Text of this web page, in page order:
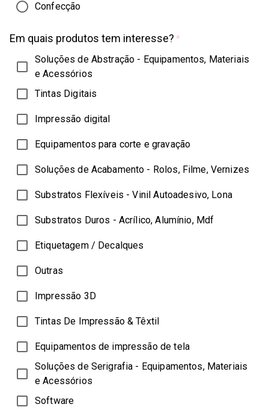
Confecção
Em quais produtos tem interesse? *
Soluções de Abstração - Equipamentos, Materiais
e Acessórios
Tintas Digitais
Impressão digital
Equipamentos para corte e gravação
Soluções de Acabamento - Rolos, Filme, Vernizes
Substratos Flexíveis - Vinil Autoadesivo, Lona
Substratos Duros - Acrílico, Alumínio, Mdf
Etiquetagem / Decalques
Outras
Impressão 3D
Tintas De Impressão & Têxtil
Equipamentos de impressão de tela
Soluções de Serigrafia - Equipamentos, Materiais
e Acessórios
Software